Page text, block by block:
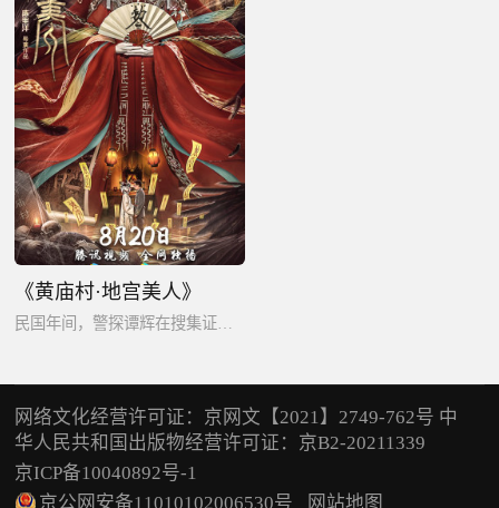
《黄庙村·地宫美人》
民国年间，警探谭辉在搜集证据的过程中,竟慢慢揭开了民国少女遭囚禁的惊天秘密。
网络文化经营许可证：京网文【2021】2749-762号 中
华人民共和国出版物经营许可证：京B2-20211339
京ICP备10040892号-1
京公网安备11010102006530号
网站地图